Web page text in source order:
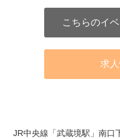
こちらのイ
求
JR中央線「武蔵境駅」南口